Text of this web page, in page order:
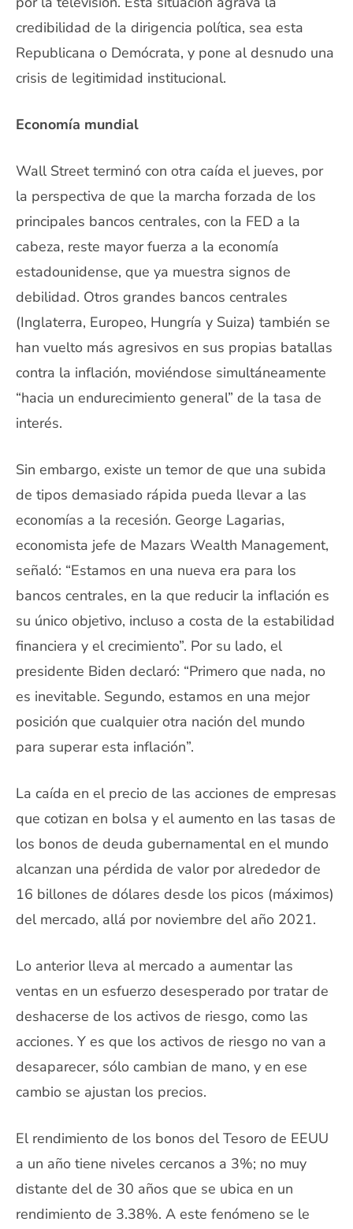
credibilidad de la dirigencia política, sea esta
Republicana o Demócrata, y pone al desnudo una
crisis de legitimidad institucional.
Economía mundial
Wall Street terminó con otra caída el jueves, por
la perspectiva de que la marcha forzada de los
principales bancos centrales, con la FED a la
cabeza, reste mayor fuerza a la economía
estadounidense, que ya muestra signos de
debilidad. Otros grandes bancos centrales
(Inglaterra, Europeo, Hungría y Suiza) también se
han vuelto más agresivos en sus propias batallas
contra la inflación, moviéndose simultáneamente
“hacia un endurecimiento general” de la tasa de
interés.
Sin embargo, existe un temor de que una subida
de tipos demasiado rápida pueda llevar a las
economías a la recesión. George Lagarias,
economista jefe de Mazars Wealth Management,
señaló: “Estamos en una nueva era para los
bancos centrales, en la que reducir la inflación es
su único objetivo, incluso a costa de la estabilidad
financiera y el crecimiento”. Por su lado, el
presidente Biden declaró: “Primero que nada, no
es inevitable. Segundo, estamos en una mejor
posición que cualquier otra nación del mundo
para superar esta inflación”.
La caída en el precio de las acciones de empresas
que cotizan en bolsa y el aumento en las tasas de
los bonos de deuda gubernamental en el mundo
alcanzan una pérdida de valor por alrededor de
16 billones de dólares desde los picos (máximos)
del mercado, allá por noviembre del año 2021.
Lo anterior lleva al mercado a aumentar las
ventas en un esfuerzo desesperado por tratar de
deshacerse de los activos de riesgo, como las
acciones. Y es que los activos de riesgo no van a
desaparecer, sólo cambian de mano, y en ese
cambio se ajustan los precios.
El rendimiento de los bonos del Tesoro de EEUU
a un año tiene niveles cercanos a 3%; no muy
distante del de 30 años que se ubica en un
rendimiento de 3.38%. A este fenómeno se le